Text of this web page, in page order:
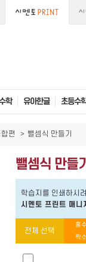
학 유아한글 초등수
편 > 뺄셈식 만들기
뺄셈식 만들
학습지를 인쇄하시
시멘토 프린트 매니
전체 선택
홀
짝